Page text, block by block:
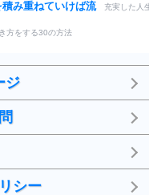
み重ねていけば流
方をする30の方法
充実した人
ジ
シー